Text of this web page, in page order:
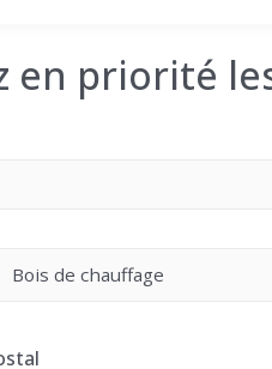
en priorité
Bois de chauffage